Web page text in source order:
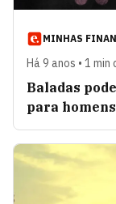
MINHAS
Há 9 anos • 1
Baladas
para